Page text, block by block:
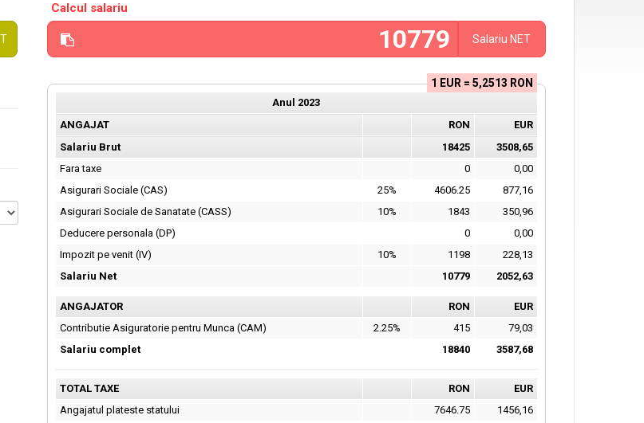
Calcul salariu
Salariu NET
1 EUR = 5,2513 RON
Anul 2023
ANGAJAT
RON
EUR
Salariu Brut
18425
3508,65
Fara taxe
0
0,00
Asigurari Sociale (CAS)
25% 4606.25
877,16
Asigurari Sociale de Sanatate (CASS)
10% 1843
350,96
Deducere personala (DP)
0
0,00
Impozit pe venit (IV)
10% 1198
228,13
Salariu Net
10779 2052,63
ANGAJATOR RON
EUR
Contributie Asiguratorie pentru Munca (CAM)
2.25% 415
79,03
Salariu complet
18840 3587,68
TOTAL TAXE RON
EUR
Angajatul plateste statului
7646.75
1456,16